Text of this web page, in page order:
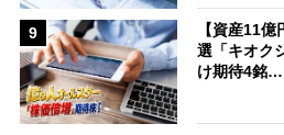
9
【資産11
選「キオク
け期待4銘…